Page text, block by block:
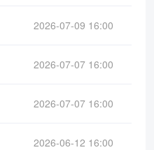
2026-07-09 16:00
2026-07-07 16:00
2026-07-07 16:00
2026-06-12 16:00